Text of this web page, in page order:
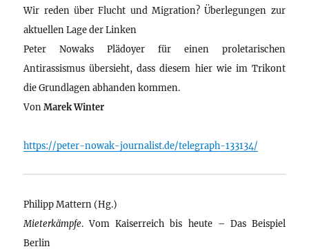
Wir reden über Flucht und Migration? Überlegungen zur
aktuellen Lage der Linken
Peter Nowaks Plädoyer für einen proletarischen
Antirassismus übersieht, dass diesem hier wie im Trikont
die Grundlagen abhanden kommen.
VonMarek Winter
https://peter-nowak-journalist.de/telegraph-133134/
Philipp Mattern (Hg.)
Mieterkämpfe. Vom Kaiserreich bis heute – Das Beispiel
Berlin